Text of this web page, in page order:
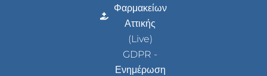
Φαρμακείων
Αττικής
(Live)
GDPR -
Ενημέρωση